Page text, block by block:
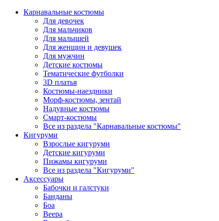
Карнавальные костюмы
Для девочек
Для мальчиков
Для малышей
Для женщин и девушек
Для мужчин
Детские костюмы
Тематические футболки
3D платья
Костюмы-наездники
Морф-костюмы, зентай
Надувные костюмы
Смарт-костюмы
Все из раздела "Карнавальные костюмы"
Кигуруми
Взрослые кигуруми
Детские кигуруми
Пижамы кигуруми
Все из раздела "Кигуруми"
Аксессуары
Бабочки и галстуки
Банданы
Боа
Веера